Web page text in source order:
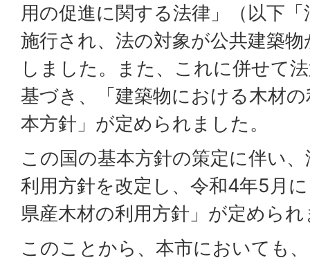
用の促進に関する法律」（以下
施行され、法の対象が公共建築
しました。また、これに併せて
基づき、「建築物における木材
本方針」が定められました。
この国の基本方針の策定に伴い
利用方針を改定し、令和4年5月
県産木材の利用方針」が定めら
このことから、本市においても